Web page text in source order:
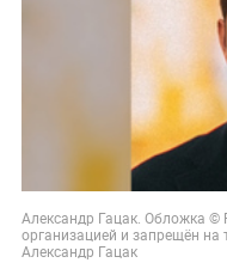
Александр Гацак. Обложка ©
организацией и запрещён
Александр Гацак